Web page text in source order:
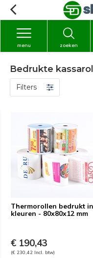
zoeken
menu
Bedrukte
Filters
Thermorollen bedrukt
kleuren - 80x80x12 mm
€ 190,43
(€ 230,42 Incl. btw)